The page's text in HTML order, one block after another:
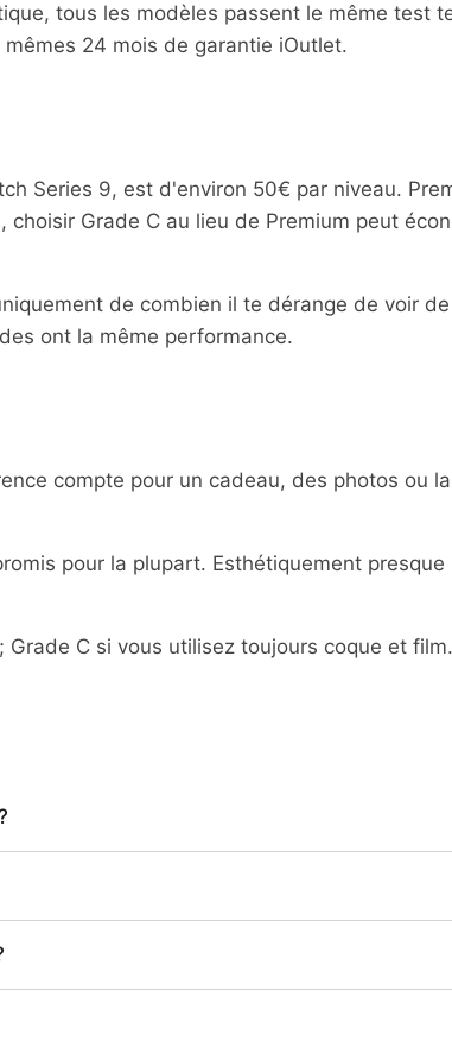
tous les modèles passent le même test
24 mois de garantie iOutlet.
Series 9, est d'environ 50€ par niveau.
Grade C au lieu de Premium peut
de combien il te dérange de voir
ont la même performance.
compte pour un cadeau, des photos ou
pour la plupart. Esthétiquement
Grade C si vous utilisez toujours coque et